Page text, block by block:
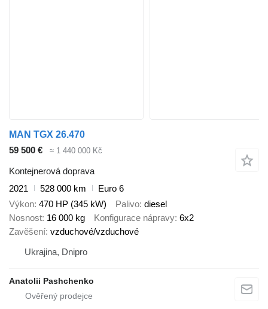
MAN TGX 26.470
59 500 €
≈ 1 440 000 Kč
Kontejnerová doprava
2021
528 000 km
Euro 6
Výkon 470 HP (345 kW) Palivo diesel
Nosnost 16 000 kg Konfigurace nápravy 6x2
Zavěšení vzduchové/vzduchové
Ukrajina, Dnipro
Anatolii Pashchenko